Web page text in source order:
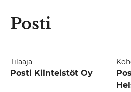
Posti
Tilaaja
Posti Kiinteistöt Oy